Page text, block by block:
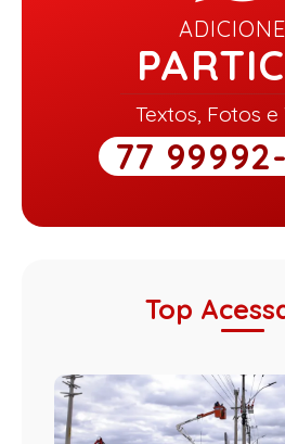
Textos, Fotos
77
Top